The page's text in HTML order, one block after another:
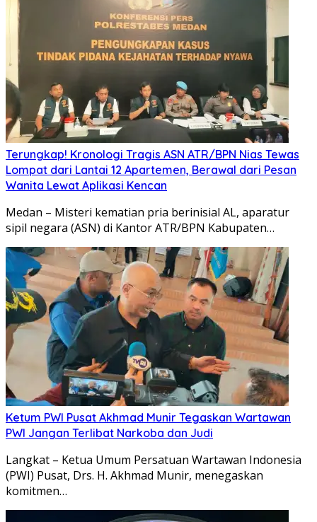
Terungkap! Kronologi Tragis ASN ATR/BPN Nias Tewas
Lompat dari Lantai 12 Apartemen, Berawal dari Pesan
Wanita Lewat Aplikasi Kencan
Medan – Misteri kematian pria berinisial AL, aparatur
sipil negara (ASN) di Kantor ATR/BPN Kabupaten…
Ketum PWI Pusat Akhmad Munir Tegaskan Wartawan
PWI Jangan Terlibat Narkoba dan Judi
Langkat – Ketua Umum Persatuan Wartawan Indonesia
(PWI) Pusat, Drs. H. Akhmad Munir, menegaskan
komitmen…